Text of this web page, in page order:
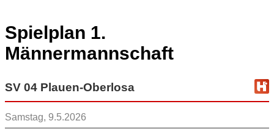
Spielplan 1.
Männermannschaft
SV 04 Plauen-Oberlosa
Samstag, 9.5.2026